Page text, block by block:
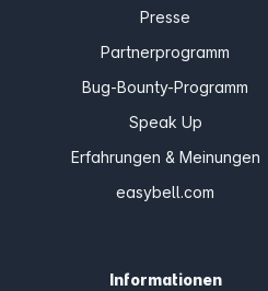
Presse
Partnerprogramm
Bug-Bounty-Programm
Speak Up
Erfahrungen & Meinungen
easybell.com
Informationen